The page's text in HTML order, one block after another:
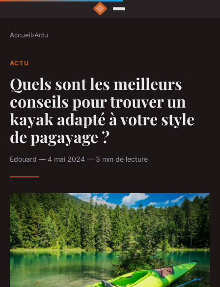
Accueil›Actu
ACTU
Quels sont les meilleurs
conseils pour trouver un
kayak adapté à votre style
de pagayage ?
Edouard — 4 mai 2024 — 3 min de lecture